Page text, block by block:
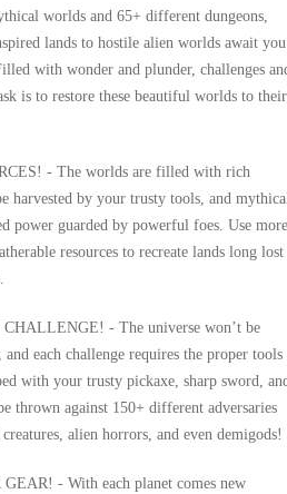
worlds and 65+ different dungeons,
lands to hostile alien worlds await you
with wonder and plunder, challenges
is to restore these beautiful worlds to their
- The worlds are filled with rich
harvested by your trusty tools, and
power guarded by powerful foes. Use more
resources to recreate lands long
- The universe won’t be
and each challenge requires the proper tools
with your trusty pickaxe, sharp sword,
thrown against 150+ different adversaries
alien horrors, and even demigods!
- With each planet comes new